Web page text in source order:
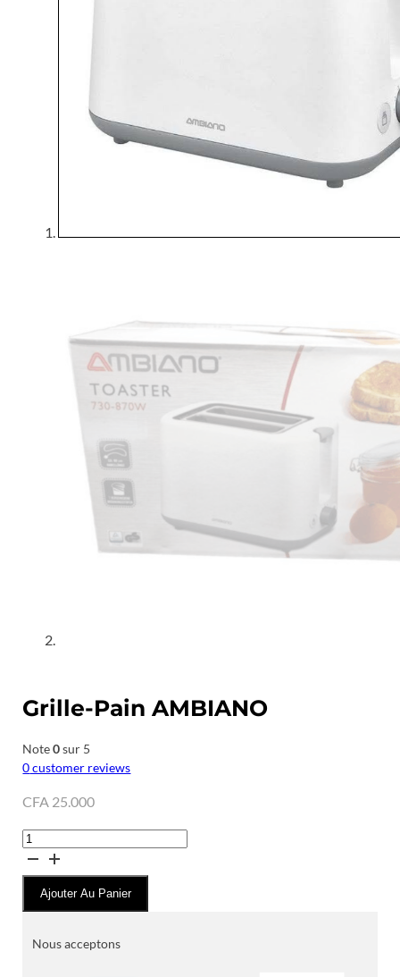
Grille-Pain AMBIANO
Note0sur 5
0customer reviews
CFA 25.000
quantité
de
Grille-
PainAjouter Au Panier
Nous acceptons